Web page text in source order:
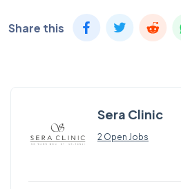
Share this
Sera Clinic
2 Open Jobs